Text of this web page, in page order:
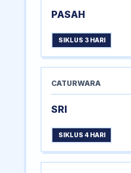
PASAH
SIKLUS 3 HARI
CATURWARA
SRI
SIKLUS 4 HARI